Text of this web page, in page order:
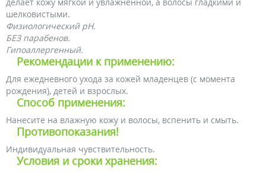
шелковистыми.
Физиологический рН.
БЕЗ парабенов.
Гипоаллергенный.
Рекомендации к применению:
Для ежедневного ухода за кожей младенцев (с момента
рождения), детей и взрослых.
Способ применения:
Нанесите на влажную кожу и волосы, вспенить и смыть.
Противопоказания!
Индивидуальная чувствительность.
Условия и сроки хранения: